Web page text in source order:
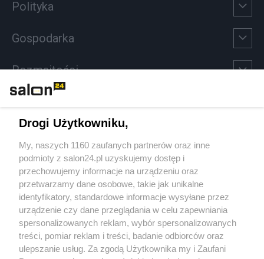
Polityka
Gospodarka
Rozmaitości
Sport
Społeczeństwo
Kultura
X Facebook Instagram Youtube
Drogi Użytkowniku,
My, naszych 1160 zaufanych partnerów oraz inne
podmioty z salon24.pl uzyskujemy dostęp i
przechowujemy informacje na urządzeniu oraz
przetwarzamy dane osobowe, takie jak unikalne
identyfikatory, standardowe informacje wysyłane przez
urządzenie czy dane przeglądania w celu zapewniania
spersonalizowanych reklam, wybór spersonalizowanych
treści, pomiar reklam i treści, badanie odbiorców oraz
ulepszanie usług. Za zgodą Użytkownika my i Zaufani